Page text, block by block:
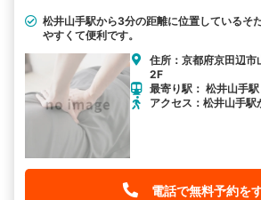
松井山手駅から3分の距離に位置しているそ
やすくて便利です。
住所：京都府京田辺
2F
最寄り駅： 松井山手
アクセス：松井山手駅
電話で無料予約を